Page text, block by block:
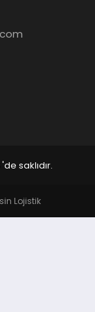
saklıdır.
Lojistik